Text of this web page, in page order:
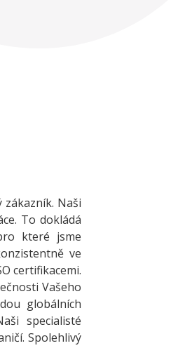
Naši
To dokládá
které jsme
ve
certifikacemi.
Vašeho
globálních
specialisté
Spolehlivý